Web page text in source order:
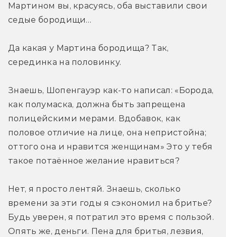
Мартином вы, красуясь, оба выставили свои
седые бородищи…
Да какая у Мартина бородища? Так,
серединка на половинку.
Знаешь, Шопенгауэр как-то написал: «Борода,
как полумаска, должна быть запрещена
полицейскими мерами. Вдобавок, как
половое отличие на лице, она непристойна;
оттого она и нравится женщинам» Это у тебя
такое потаённое желание нравиться?
Нет, я просто лентяй. Знаешь, сколько
времени за эти годы я сэкономил на бритье?
Будь уверен, я потратил это время с пользой.
Опять же, деньги. Пена для бритья, лезвия,